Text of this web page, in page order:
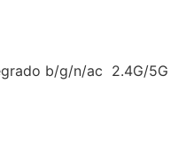
b/g/n/ac 2.4G/5G